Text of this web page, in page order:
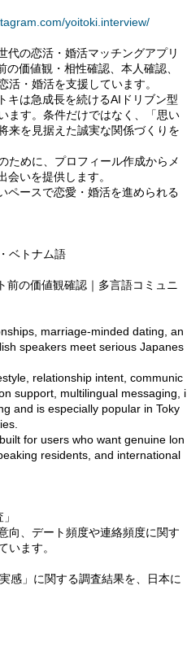
yoitoki.interview/
代の恋活・婚活マッチングアプリ
価値観・相性確認、本人確認、
・婚活を支援しています。
キは急成長を続けるAIドリブン型
ます。条件だけではなく、「思い
来を見据えた誠実な関係づくりを
ために、プロフィール作成からメ
いを提供します。
ペースで恋愛・婚活を進められる
ベトナム語
前の価値観確認｜多言語コミュニ
marriage-minded dating, an
speakers meet serious Japanes
relationship intent, communic
support, multilingual messaging, i
and is especially popular in Toky
for users who want genuine lon
residents, and international
向、デート頻度や連絡頻度に関す
います。
感」に関する調査結果を、日本に